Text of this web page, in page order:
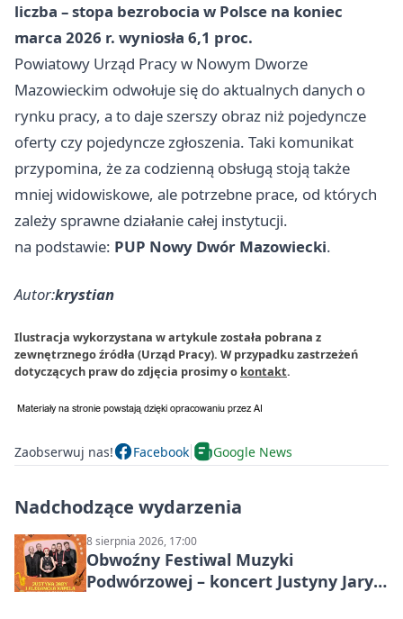
liczba – stopa bezrobocia w Polsce na koniec
marca 2026 r. wyniosła 6,1 proc.
Powiatowy Urząd Pracy w Nowym Dworze
Mazowieckim odwołuje się do aktualnych danych o
rynku pracy, a to daje szerszy obraz niż pojedyncze
oferty czy pojedyncze zgłoszenia. Taki komunikat
przypomina, że za codzienną obsługą stoją także
mniej widowiskowe, ale potrzebne prace, od których
zależy sprawne działanie całej instytucji.
na podstawie: PUP Nowy Dwór Mazowiecki.
Autor:krystian
Ilustracja wykorzystana w artykule została pobrana z
zewnętrznego źródła (Urząd Pracy). W przypadku zastrzeżeń
dotyczących praw do zdjęcia prosimy o kontakt.
Zaobserwuj nas! Facebook Google News
Nadchodzące wydarzenia
8 sierpnia 2026, 17:00
Obwoźny Festiwal Muzyki
Podwórzowej – koncert Justyny Jary i